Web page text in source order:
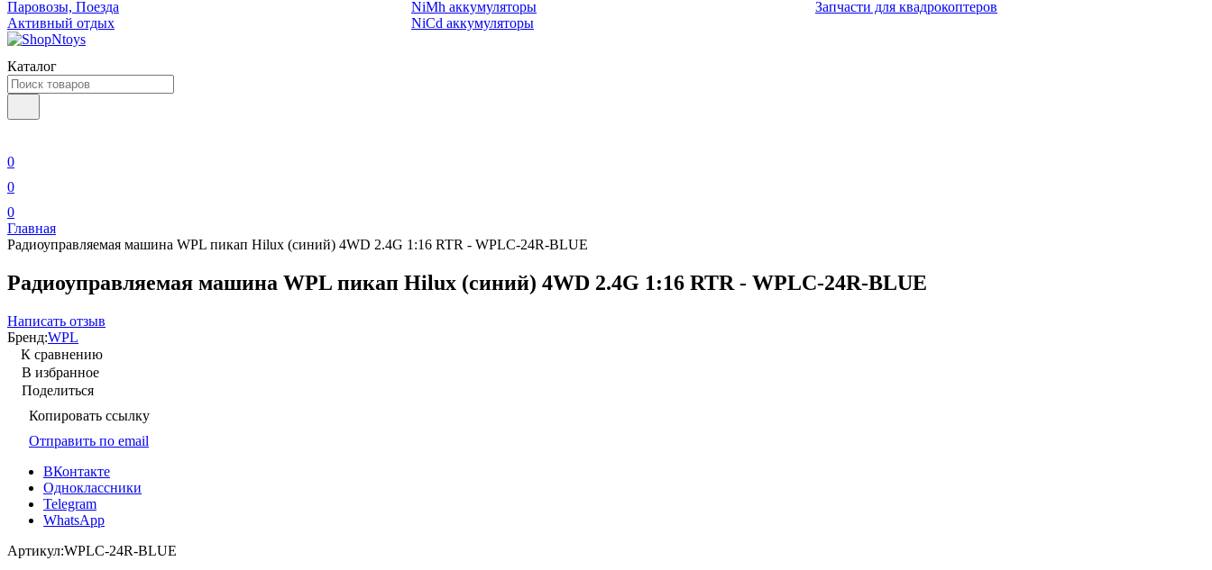
Паровозы, Поезда
Активный отдых
NiMh аккумуляторы
NiCd аккумуляторы
Запчасти для квадрокоптеров
Каталог
0
0
0
Главная
Радиоуправляемая машина WPL пикап Hilux (синий) 4WD 2.4G 1:16 RTR - WPLC-24R-BLUE
Радиоуправляемая машина WPL пикап Hilux (синий) 4WD 2.4G 1:16 RTR - WPLC-24R-BLUE
Написать отзыв
Бренд:WPL
К сравнению
В избранное
Поделиться
Копировать ссылку
Отправить по email
ВКонтакте
Одноклассники
Telegram
WhatsApp
Артикул:WPLC-24R-BLUE